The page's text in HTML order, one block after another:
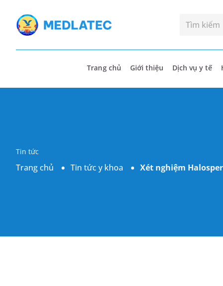
Trang chủ Giới thiệu Dịch vụ y tế
Tin tức
Trang chủ Tin tức y khoa Xét nghiệm